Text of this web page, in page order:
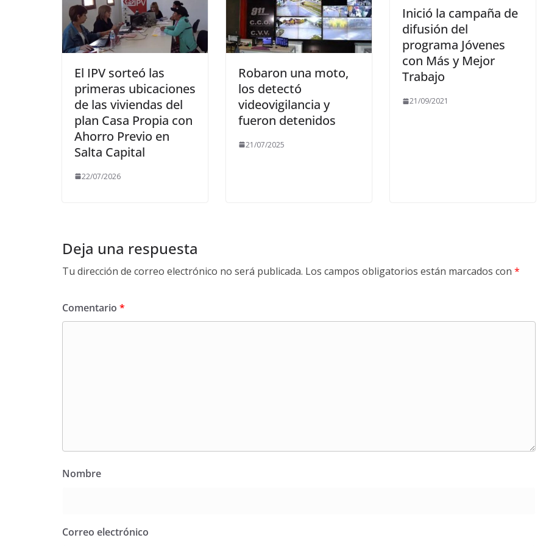
El IPV sorteó las
primeras ubicaciones
de las viviendas del
plan Casa Propia con
Ahorro Previo en
Salta Capital
22/07/2026
Robaron una moto,
los detectó
videovigilancia y
fueron detenidos
21/07/2025
Inició la campaña de
difusión del
programa Jóvenes
con Más y Mejor
Trabajo
21/09/2021
Deja una respuesta
Tu dirección de correo electrónico no será publicada. Los campos obligatorios están marcados con *
Comentario *
Nombre
Correo electrónico